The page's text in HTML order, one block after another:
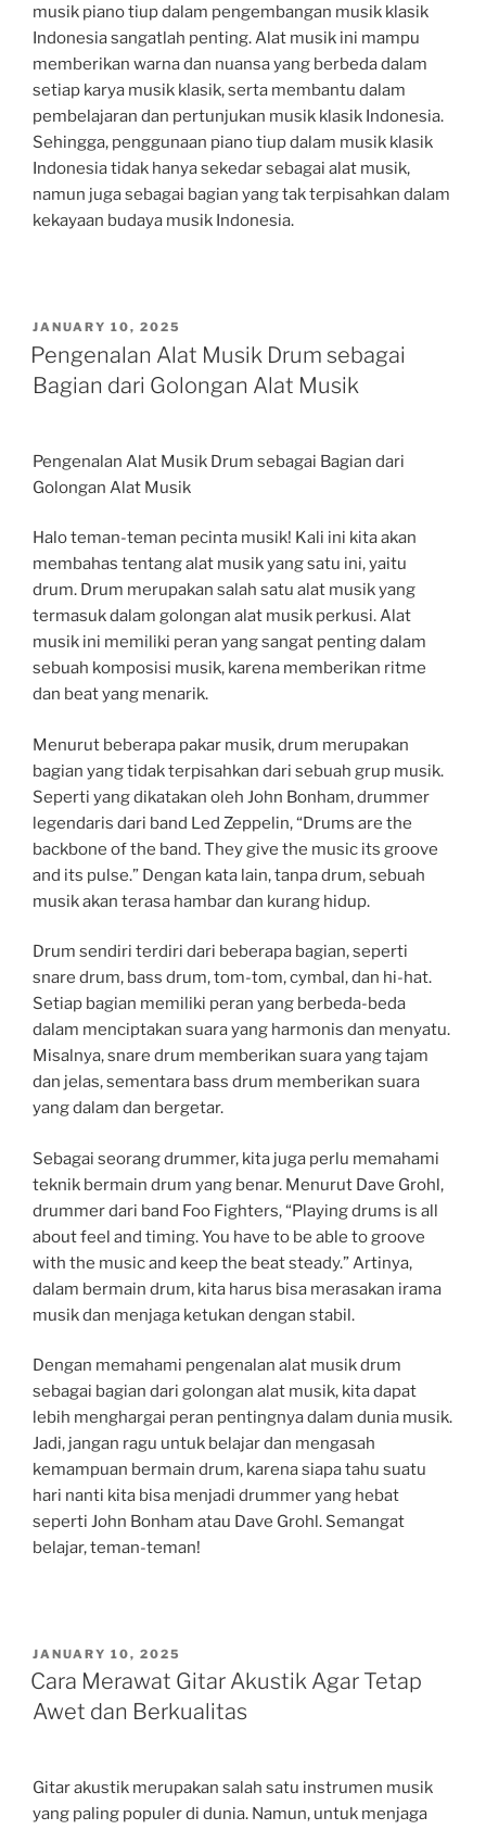
musik piano tiup dalam pengembangan musik klasik
Indonesia sangatlah penting. Alat musik ini mampu
memberikan warna dan nuansa yang berbeda dalam
setiap karya musik klasik, serta membantu dalam
pembelajaran dan pertunjukan musik klasik Indonesia.
Sehingga, penggunaan piano tiup dalam musik klasik
Indonesia tidak hanya sekedar sebagai alat musik,
namun juga sebagai bagian yang tak terpisahkan dalam
kekayaan budaya musik Indonesia.
POSTED
ON
JANUARY 10, 2025
Pengenalan Alat Musik Drum sebagai
Bagian dari Golongan Alat Musik
Pengenalan Alat Musik Drum sebagai Bagian dari
Golongan Alat Musik
Halo teman-teman pecinta musik! Kali ini kita akan
membahas tentang alat musik yang satu ini, yaitu
drum. Drum merupakan salah satu alat musik yang
termasuk dalam golongan alat musik perkusi. Alat
musik ini memiliki peran yang sangat penting dalam
sebuah komposisi musik, karena memberikan ritme
dan beat yang menarik.
Menurut beberapa pakar musik, drum merupakan
bagian yang tidak terpisahkan dari sebuah grup musik.
Seperti yang dikatakan oleh John Bonham, drummer
legendaris dari band Led Zeppelin, “Drums are the
backbone of the band. They give the music its groove
and its pulse.” Dengan kata lain, tanpa drum, sebuah
musik akan terasa hambar dan kurang hidup.
Drum sendiri terdiri dari beberapa bagian, seperti
snare drum, bass drum, tom-tom, cymbal, dan hi-hat.
Setiap bagian memiliki peran yang berbeda-beda
dalam menciptakan suara yang harmonis dan menyatu.
Misalnya, snare drum memberikan suara yang tajam
dan jelas, sementara bass drum memberikan suara
yang dalam dan bergetar.
Sebagai seorang drummer, kita juga perlu memahami
teknik bermain drum yang benar. Menurut Dave Grohl,
drummer dari band Foo Fighters, “Playing drums is all
about feel and timing. You have to be able to groove
with the music and keep the beat steady.” Artinya,
dalam bermain drum, kita harus bisa merasakan irama
musik dan menjaga ketukan dengan stabil.
Dengan memahami pengenalan alat musik drum
sebagai bagian dari golongan alat musik, kita dapat
lebih menghargai peran pentingnya dalam dunia musik.
Jadi, jangan ragu untuk belajar dan mengasah
kemampuan bermain drum, karena siapa tahu suatu
hari nanti kita bisa menjadi drummer yang hebat
seperti John Bonham atau Dave Grohl. Semangat
belajar, teman-teman!
POSTED
ON
JANUARY 10, 2025
Cara Merawat Gitar Akustik Agar Tetap
Awet dan Berkualitas
Gitar akustik merupakan salah satu instrumen musik
yang paling populer di dunia. Namun, untuk menjaga